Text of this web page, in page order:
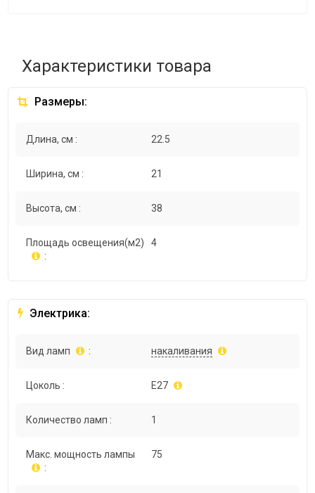
Характеристики товара
Размеры:
Длина, см : 22.5
Ширина, см : 21
Высота, см : 38
Площадь освещения(м2)
:
4
Электрика:
Вид ламп : накаливания
Цоколь : E27
Количество ламп : 1
Макс. мощность лампы
:
75